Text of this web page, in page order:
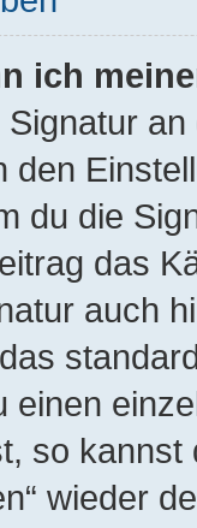
ich
Signatur
den
du die
das
auch
einen
so kannst
wieder